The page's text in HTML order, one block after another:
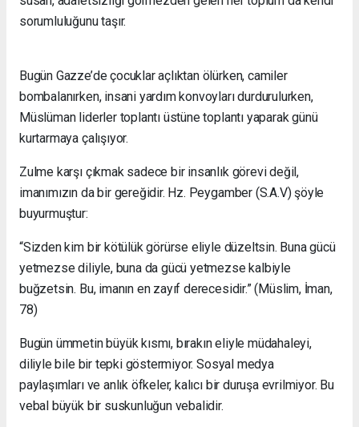
sorumluluğunu taşır.
Bugün Gazze’de çocuklar açlıktan ölürken, camiler
bombalanırken, insani yardım konvoyları durdurulurken,
Müslüman liderler toplantı üstüne toplantı yaparak günü
kurtarmaya çalışıyor.
Zulme karşı çıkmak sadece bir insanlık görevi değil,
imanımızın da bir gereğidir. Hz. Peygamber (S.A.V) şöyle
buyurmuştur:
“Sizden kim bir kötülük görürse eliyle düzeltsin. Buna gücü
yetmezse diliyle, buna da gücü yetmezse kalbiyle
buğzetsin. Bu, imanın en zayıf derecesidir.” (Müslim, İman,
78)
Bugün ümmetin büyük kısmı, bırakın eliyle müdahaleyi,
diliyle bile bir tepki göstermiyor. Sosyal medya
paylaşımları ve anlık öfkeler, kalıcı bir duruşa evrilmiyor. Bu
vebal büyük bir suskunluğun vebalidir.